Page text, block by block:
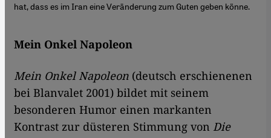
hat, dass es im Iran eine Veränderung zum Guten geben könne.
Mein Onkel Napoleon
Mein Onkel Napoleon (deutsch erschienenen
bei Blanvalet 2001) bildet mit seinem
besonderen Humor einen markanten
Kontrast zur düsteren Stimmung von Die